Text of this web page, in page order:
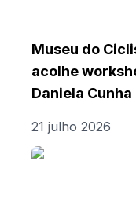
Museu do
acolhe
Daniela Cunha
21 julho 2026